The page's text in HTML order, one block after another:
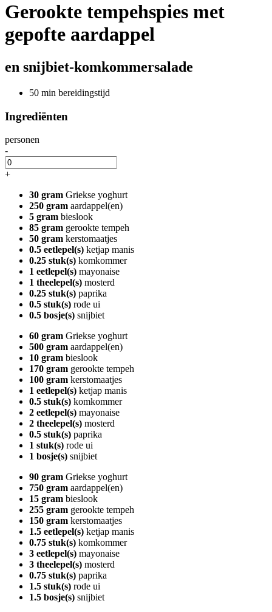
Gerookte tempehspies met
gepofte aardappel
en snijbiet-komkommersalade
50 min bereidingstijd
Ingrediënten
personen
-
+
30 gram Griekse yoghurt
250 gram aardappel(en)
5 gram bieslook
85 gram gerookte tempeh
50 gram kerstomaatjes
0.5 eetlepel(s) ketjap manis
0.25 stuk(s) komkommer
1 eetlepel(s) mayonaise
1 theelepel(s) mosterd
0.25 stuk(s) paprika
0.5 stuk(s) rode ui
0.5 bosje(s) snijbiet
60 gram Griekse yoghurt
500 gram aardappel(en)
10 gram bieslook
170 gram gerookte tempeh
100 gram kerstomaatjes
1 eetlepel(s) ketjap manis
0.5 stuk(s) komkommer
2 eetlepel(s) mayonaise
2 theelepel(s) mosterd
0.5 stuk(s) paprika
1 stuk(s) rode ui
1 bosje(s) snijbiet
90 gram Griekse yoghurt
750 gram aardappel(en)
15 gram bieslook
255 gram gerookte tempeh
150 gram kerstomaatjes
1.5 eetlepel(s) ketjap manis
0.75 stuk(s) komkommer
3 eetlepel(s) mayonaise
3 theelepel(s) mosterd
0.75 stuk(s) paprika
1.5 stuk(s) rode ui
1.5 bosje(s) snijbiet